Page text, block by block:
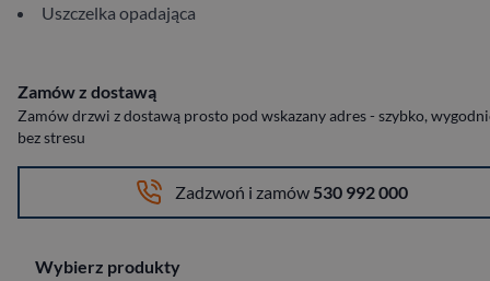
Uszczelka opadająca
Zamów z dostawą
Zamów drzwi z dostawą prosto pod wskazany adres - szybko,
bez stresu
Zadzwoń i zamów 530 992 000
Wybierz produkty